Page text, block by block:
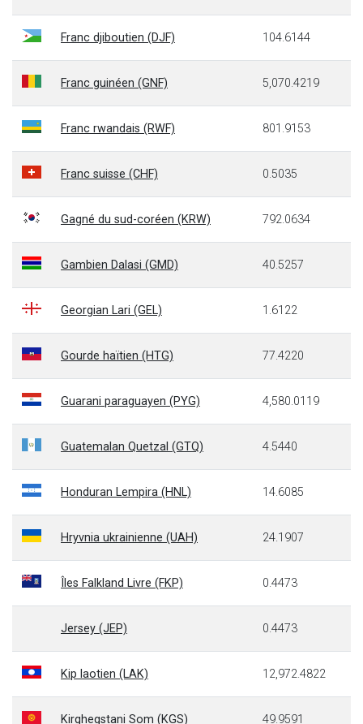
Franc djiboutien (DJF) 104.6144
Franc guinéen (GNF) 5,070.4219
Franc rwandais (RWF) 801.9153
Franc suisse (CHF) 0.5035
Gagné du sud-coréen (KRW) 792.0634
Gambien Dalasi (GMD) 40.5257
Georgian Lari (GEL) 1.6122
Gourde haïtien (HTG) 77.4220
Guarani paraguayen (PYG) 4,580.0119
Guatemalan Quetzal (GTQ) 4.5440
Honduran Lempira (HNL) 14.6085
Hryvnia ukrainienne (UAH) 24.1907
Îles Falkland Livre (FKP) 0.4473
Jersey (JEP) 0.4473
Kip laotien (LAK) 12,972.4822
Kirghegstani Som (KGS) 49.9591